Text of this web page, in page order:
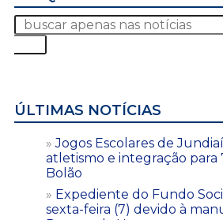
ÚLTIMAS NOTÍCIAS
Jogos Escolares de
atletismo e integração para
Bolão
Expediente do Fundo
sexta-feira (7) devido à